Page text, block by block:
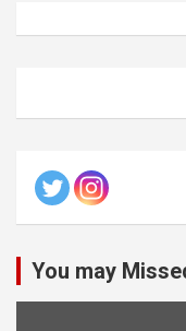
You may